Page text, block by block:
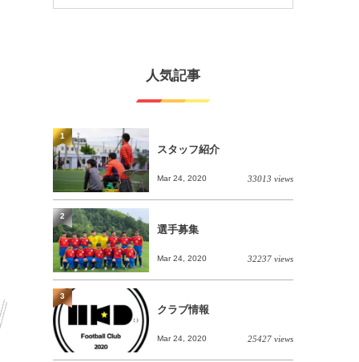
人気記事
スタッフ紹介
Mar 24, 2020 33013 views
1
選手募集
Mar 24, 2020 32237 views
2
クラブ情報
Mar 24, 2020 25427 views
3